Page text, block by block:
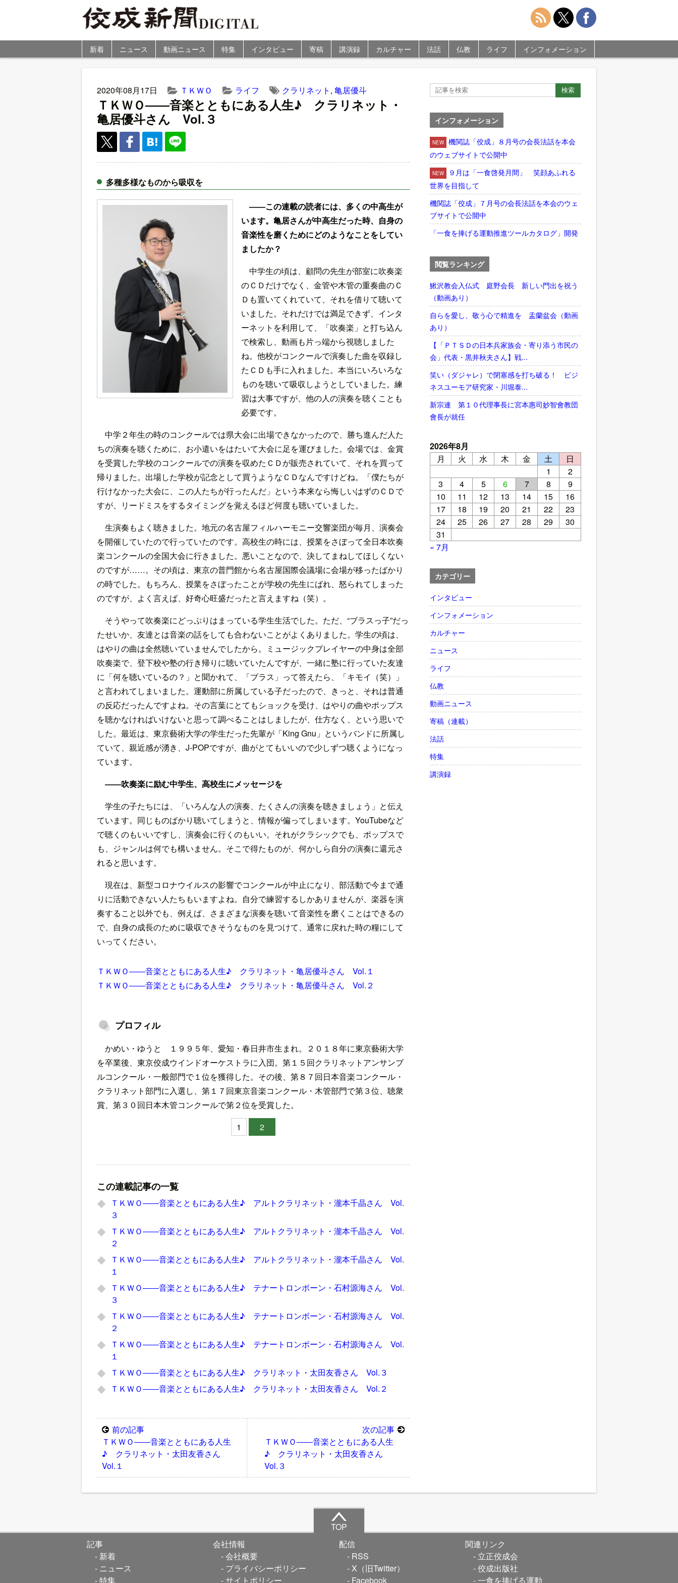
新着 ニュース 動画ニュース 特集 インタビュー 寄稿 講演録 カルチャー 法話 仏教 ライフ インフォメーション
2020年08月17日 ＴＫＷＯ ライフ クラリネット , 亀居優斗
ＴＫＷＯ――音楽とともにある人生♪ クラリネット・
亀居優斗さん Vol.３
多種多様なものから吸収を
――この連載の読者には、多くの中高生が
います。亀居さんが中高生だった時、自身の
音楽性を磨くためにどのようなことをしてい
ましたか？
中学生の頃は、顧問の先生が部室に吹奏楽
のＣＤだけでなく、金管や木管の重奏曲のＣ
Ｄも置いてくれていて、それを借りて聴いて
いました。それだけでは満足できず、インタ
ーネットを利用して、「吹奏楽」と打ち込ん
で検索し、動画も片っ端から視聴しました
ね。他校がコンクールで演奏した曲を収録し
たＣＤも手に入れました。本当にいろいろな
ものを聴いて吸収しようとしていました。練
習は大事ですが、他の人の演奏を聴くことも
必要です。
中学２年生の時のコンクールでは県大会に出場できなかったので、勝ち進んだ人た
ちの演奏を聴くために、お小遣いをはたいて大会に足を運びました。会場では、金賞
を受賞した学校のコンクールでの演奏を収めたＣＤが販売されていて、それを買って
帰りました。出場した学校が記念として買うようなＣＤなんですけどね。「僕たちが
行けなかった大会に、この人たちが行ったんだ」という本来なら悔しいはずのＣＤで
すが、リードミスをするタイミングを覚えるほど何度も聴いていました。
生演奏もよく聴きました。地元の名古屋フィルハーモニー交響楽団が毎月、演奏会
を開催していたので行っていたのです。高校生の時には、授業をさぼって全日本吹奏
楽コンクールの全国大会に行きました。悪いことなので、決してまねしてほしくない
のですが……。その頃は、東京の普門館から名古屋国際会議場に会場が移ったばかり
の時でした。もちろん、授業をさぼったことが学校の先生にばれ、怒られてしまった
のですが、よく言えば、好奇心旺盛だったと言えますね（笑）。
そうやって吹奏楽にどっぷりはまっている学生生活でした。ただ、“ブラスっ子”だっ
たせいか、友達とは音楽の話をしても合わないことがよくありました。学生の頃は、
はやりの曲は全然聴いていませんでしたから。ミュージックプレイヤーの中身は全部
吹奏楽で、登下校や塾の行き帰りに聴いていたんですが、一緒に塾に行っていた友達
に「何を聴いているの？」と聞かれて、「ブラス」って答えたら、「キモイ（笑）」
と言われてしまいました。運動部に所属している子だったので、きっと、それは普通
の反応だったんですよね。その言葉にとてもショックを受け、はやりの曲やポップス
を聴かなければいけないと思って調べることはしましたが、仕方なく、という思いで
した。最近は、東京藝術大学の学生だった先輩が「King Gnu」というバンドに所属し
ていて、親近感が湧き、J-POPですが、曲がとてもいいので少しずつ聴くようになっ
ています。
――吹奏楽に励む中学生、高校生にメッセージを
学生の子たちには、「いろんな人の演奏、たくさんの演奏を聴きましょう」と伝え
ています。同じものばかり聴いてしまうと、情報が偏ってしまいます。YouTubeなど
で聴くのもいいですし、演奏会に行くのもいい。それがクラシックでも、ポップスで
も、ジャンルは何でも構いません。そこで得たものが、何かしら自分の演奏に還元さ
れると思います。
現在は、新型コロナウイルスの影響でコンクールが中止になり、部活動で今まで通
りに活動できない人たちもいますよね。自分で練習するしかありませんが、楽器を演
奏すること以外でも、例えば、さまざまな演奏を聴いて音楽性を磨くことはできるの
で、自身の成長のために吸収できそうなものを見つけて、通常に戻れた時の糧にして
いってください。
ＴＫＷＯ――音楽とともにある人生♪ クラリネット・亀居優斗さん Vol.１
ＴＫＷＯ――音楽とともにある人生♪ クラリネット・亀居優斗さん Vol.２
プロフィル
かめい・ゆうと １９９５年、愛知・春日井市生まれ。２０１８年に東京藝術大学
を卒業後、東京佼成ウインドオーケストラに入団。第１５回クラリネットアンサンブ
ルコンクール・一般部門で１位を獲得した。その後、第８７回日本音楽コンクール・
クラリネット部門に入選し、第１７回東京音楽コンクール・木管部門で第３位、聴衆
賞、第３０回日本木管コンクールで第２位を受賞した。
1
2
この連載記事の一覧
ＴＫＷＯ――音楽とともにある人生♪ アルトクラリネット・瀧本千晶さん Vol.
３
ＴＫＷＯ――音楽とともにある人生♪ アルトクラリネット・瀧本千晶さん Vol.
２
ＴＫＷＯ――音楽とともにある人生♪ アルトクラリネット・瀧本千晶さん Vol.
１
ＴＫＷＯ――音楽とともにある人生♪ テナートロンボーン・石村源海さん Vol.
３
ＴＫＷＯ――音楽とともにある人生♪ テナートロンボーン・石村源海さん Vol.
２
ＴＫＷＯ――音楽とともにある人生♪ テナートロンボーン・石村源海さん Vol.
１
ＴＫＷＯ――音楽とともにある人生♪ クラリネット・太田友香さん Vol.３
ＴＫＷＯ――音楽とともにある人生♪ クラリネット・太田友香さん Vol.２
前の記事
ＴＫＷＯ――音楽とともにある人生
♪ クラリネット・太田友香さん
Vol.１
次の記事
ＴＫＷＯ――音楽とともにある人生
♪ クラリネット・太田友香さん
Vol.３
インフォメーション
NEW
機関誌「佼成」８月号の会長法話を本会
のウェブサイトで公開中
NEW
９月は「一食啓発月間」 笑顔あふれる
世界を目指して
機関誌「佼成」７月号の会長法話を本会のウェ
ブサイトで公開中
「一食を捧げる運動推進ツールカタログ」開発
閲覧ランキング
鰍沢教会入仏式 庭野会長 新しい門出を祝う
（動画あり）
自らを愛し、敬う心で精進を 盂蘭盆会（動画
あり）
【「ＰＴＳＤの日本兵家族会・寄り添う市民の
会」代表・黒井秋夫さん】戦...
笑い（ダジャレ）で閉塞感を打ち破る！ ビジ
ネスユーモア研究家・川堀泰...
新宗連 第１０代理事長に宮本惠司妙智會教団
會長が就任
2026年8月
月
火 水 木 金 土
日
1
2
3
4 5 6 7 8
9
10
11 12 13 14 15
16
17
18 19 20 21 22
23
24
25 26 27 28 29
30
31
« 7月
カテゴリー
インタビュー
インフォメーション
カルチャー
ニュース
ライフ
仏教
動画ニュース
寄稿（連載）
法話
特集
講演録
TOP
記事
新着
ニュース
特集
会社情報
会社概要
プライバシーポリシー
サイトポリシー
配信
RSS
X（旧Twitter）
Facebook
関連リンク
立正佼成会
佼成出版社
一食を捧げる運動